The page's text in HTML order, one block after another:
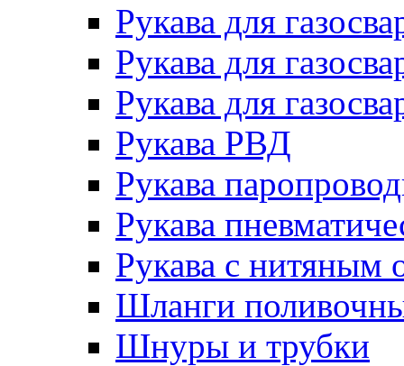
Рукава для
Рукава для
Рукава для
Рукава РВД
Рукава
Рукава
Рукава с нитяным
Шланги
Шнуры и трубки